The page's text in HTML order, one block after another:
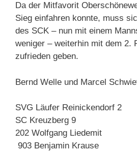
Da der Mitfavorit
Sieg einfahren konnte, muss
des SCK – nun mit einem
weniger – weiterhin mit dem 2.
zufrieden geben.
Bernd Welle und Marcel
SVG Läufer
SC Kreuzberg 9
202 Wolfgang
903 Benjamin Krause